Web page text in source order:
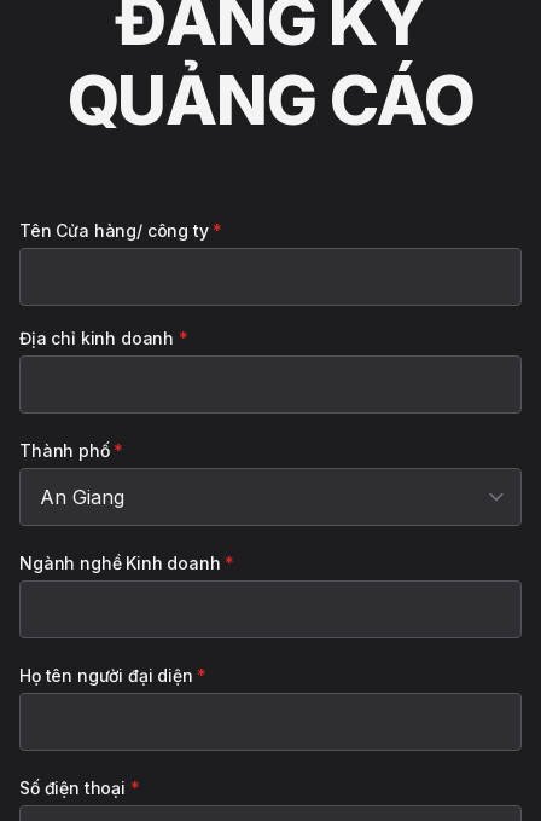
ĐĂNG KÝ
QUẢNG CÁO
Tên Cửa hàng/ công ty *
Địa chỉ kinh doanh *
Thành phố *
Ngành nghề Kinh doanh *
Họ tên người đại diện *
Số điện thoại *